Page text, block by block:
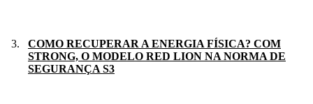
COMO RECUPERAR A ENERGIA FÍSICA? COM
STRONG, O MODELO RED LION NA NORMA DE
SEGURANÇA S3